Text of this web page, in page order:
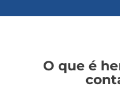
O que é